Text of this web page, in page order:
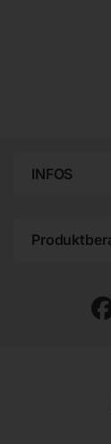
INFOS